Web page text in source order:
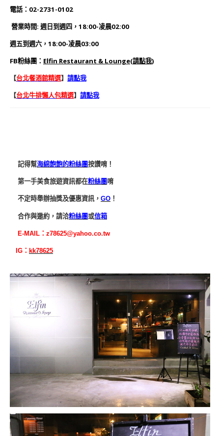
電話：02-2731-0102
營業時間: 週日到週四 ， 18:00-凌晨02:00
週五到週六 ， 18:00-凌晨03:00
FB粉絲團 ： Elfin Restaurant & Lounge(請點我)
【台北餐酒館精選】 請點我
【台北牛排懶人包精選】 請點我
記得幫海綿飽飽的粉絲團按讚唷！
第一手美食旅遊資訊都在粉絲團 唷
不定時舉辦抽獎及優惠資訊， GO ！
合作與邀約，請洽粉絲團 或信箱
E-MAIL： z78625@yahoo.co.tw
IG： kk78625